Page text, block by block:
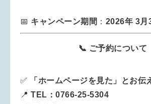
📅 キャンペーン期間 ： 2026年 3月
📞 ご予約について
✅
「ホームページを見た」とお伝
📍 TEL：0766-25-5304